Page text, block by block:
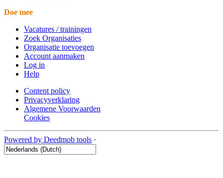
Doe mee
Vacatures / trainingen
Zoek Organisaties
Organisatie toevoegen
Account aanmaken
Log in
Help
Content policy
Privacyverklaring
Algemene Voorwaarden
Cookies
Powered by Deedmob tools ·